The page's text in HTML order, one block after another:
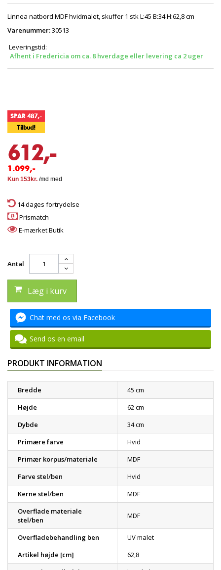
Linnea natbord MDF hvidmalet, skuffer 1 stk L:45 B:34 H:62,8 cm
Varenummer:30513
Leveringstid:
Afhent i Fredericia om ca. 8 hverdage eller levering ca 2 uger
SPAR 487,-
Tilbud!
612,-
1.099,-
14 dages fortrydelse
Prismatch
E-mærket Butik
Antal
Læg i kurv
Chat med os via Facebook
Send os en email
PRODUKT INFORMATION
Bredde
45 cm
Højde
62 cm
Dybde
34 cm
Primære farve
Hvid
Primær korpus/materiale
MDF
Farve stel/ben
Hvid
Kerne stel/ben
MDF
Overflade materiale
stel/ben
MDF
Overfladebehandling ben
UV malet
Artikel højde [cm]
62,8